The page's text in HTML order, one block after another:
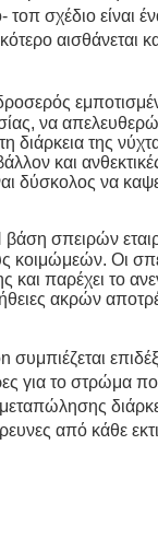
τοπ σχέδιο είναι
αισθάνεται
να
της
και
δύσκολος να
βάση σπειρών
κοιμώμεών. Οι
και παρέχει το
ακρών
για το στρώμα
από κάθε